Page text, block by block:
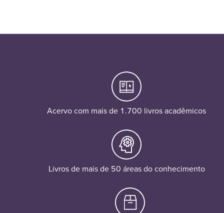
Acervo com mais de 1.700 livros acadêmicos
Livros de mais de 50 áreas do conhecimento